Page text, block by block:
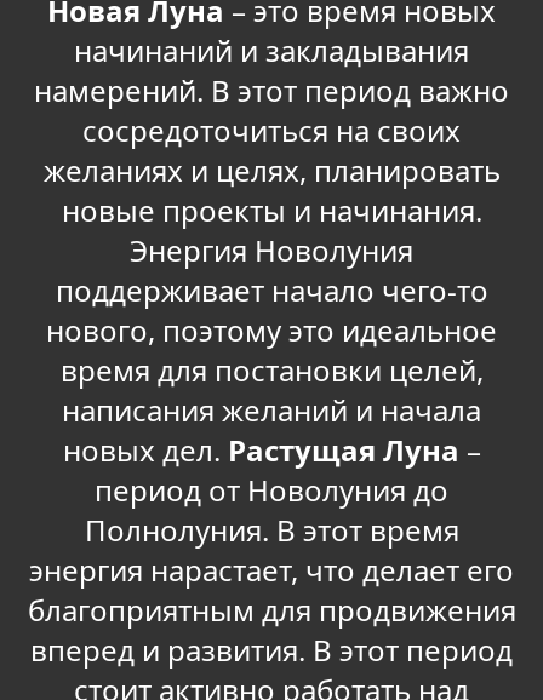
Новая Луна – это время новых
начинаний и закладывания
намерений. В этот период важно
сосредоточиться на своих
желаниях и целях, планировать
новые проекты и начинания.
Энергия Новолуния
поддерживает начало чего-то
нового, поэтому это идеальное
время для постановки целей,
написания желаний и начала
новых дел. Растущая Луна –
период от Новолуния до
Полнолуния. В этот время
энергия нарастает, что делает его
благоприятным для продвижения
вперед и развития. В этот период
стоит активно работать над